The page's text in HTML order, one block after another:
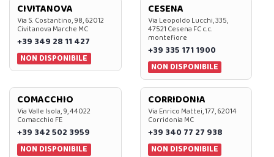
CIVITANOVA
Via S. Costantino, 98, 62012
Civitanova Marche MC
+39 349 28 11 427
NON DISPONIBILE
CESENA
Via Leopoldo Lucchi, 335,
47521 Cesena FC c.c.
montefiore
+39 335 171 1900
NON DISPONIBILE
COMACCHIO
Via Valle Isola, 9, 44022
Comacchio FE
+39 342 502 3959
NON DISPONIBILE
CORRIDONIA
Via Enrico Mattei, 177, 62014
Corridonia MC
+39 340 77 27 938
NON DISPONIBILE